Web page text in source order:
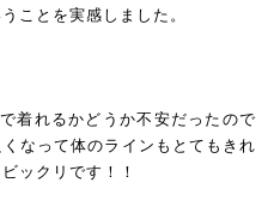
ことを実感しました。
着れるかどうか不安だったので
なって体のラインもとてもきれ
ックリです！！